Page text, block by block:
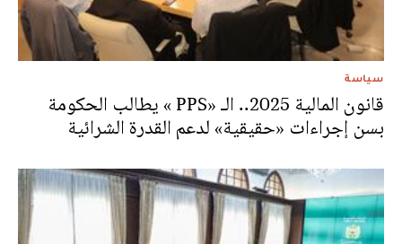
سياسة
قانون المالية 2025.. الـ «PPS » يطالب الحكومة
بسن إجراءات «حقيقية» لدعم القدرة الشرائية